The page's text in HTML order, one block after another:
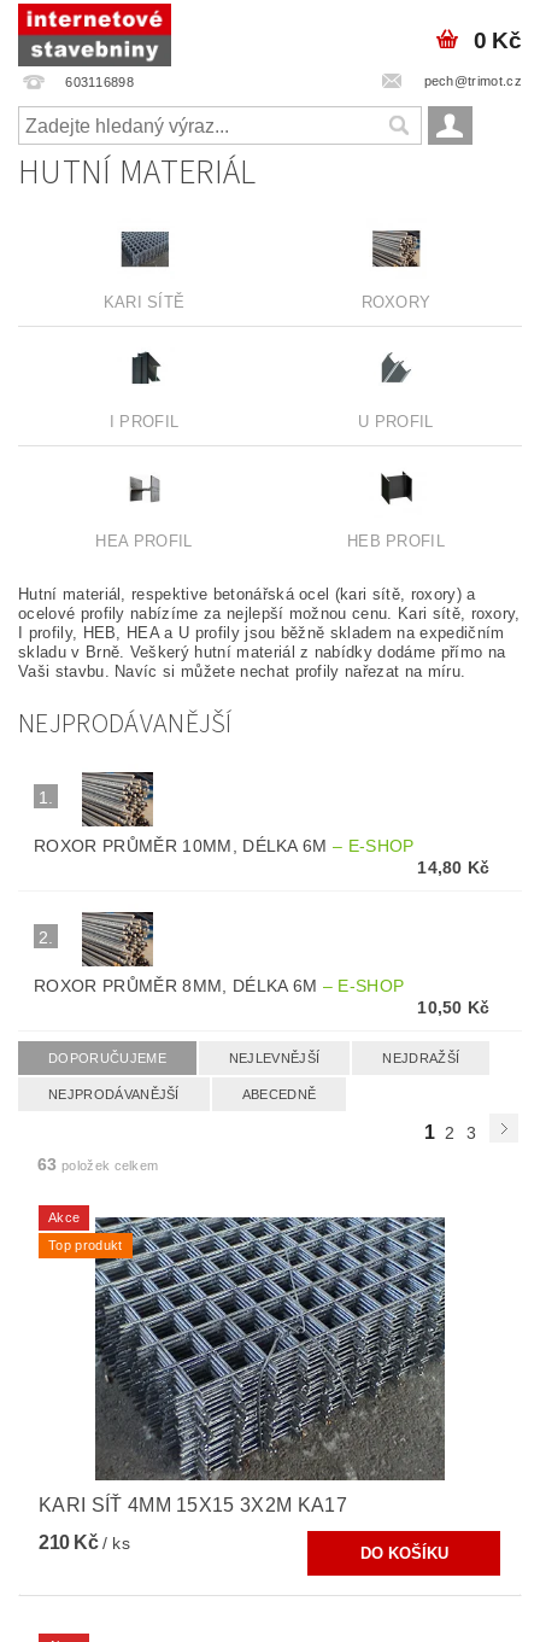
603116898 pech@trimot.cz
0 Kč
HUTNÍ MATERIÁL
KARI SÍTĚ ROXORY
I PROFIL U PROFIL
HEA PROFIL HEB PROFIL
Hutní materiál, respektive betonářská ocel (kari sítě, roxory) a
ocelové profily nabízíme za nejlepší možnou cenu. Kari sítě, roxory,
I profily, HEB, HEA a U profily jsou běžně skladem na expedičním
skladu v Brně. Veškerý hutní materiál z nabídky dodáme přímo na
Vaši stavbu. Navíc si můžete nechat profily nařezat na míru.
NEJPRODÁVANĚJŠÍ
1.
ROXOR PRŮMĚR 10MM, DÉLKA 6M– E-SHOP
14,80 Kč
2.
ROXOR PRŮMĚR 8MM, DÉLKA 6M – E-SHOP
10,50 Kč
DOPORUČUJEME NEJLEVNĚJŠÍ NEJDRAŽŠÍ
NEJPRODÁVANĚJŠÍ ABECEDNĚ
1 2
3
63 položek celkem
Akce
Top produkt
KARI SÍŤ 4MM 15X15 3X2M KA17
210 Kč/ ks